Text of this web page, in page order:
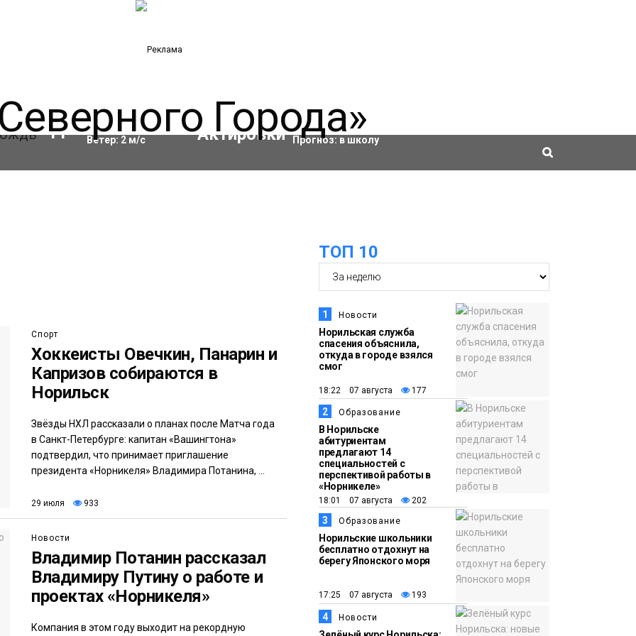
11 °C Влажность:96%
Ветер: 2м/с
Актировки
Прогноз: в школу
Спорт
Хоккеисты Овечкин, Панарин и
Капризов собираются в
Норильск
Звёзды НХЛ рассказали о планах после Матча года
в Санкт-Петербурге: капитан «Вашингтона»
подтвердил, что принимает приглашение
президента «Норникеля» Владимира Потанина, ...
29 июля 933
Новости
Владимир Потанин рассказал
Владимиру Путину о работе и
проектах «Норникеля»
Компания в этом году выходит на рекордную
ТОП 10
1 Новости
Норильская служба
спасения объяснила,
откуда в городе взялся
смог
18:22 07 августа 177
2 Образование
В Норильске
абитуриентам
предлагают 14
специальностей с
перспективой работы в
«Норникеле»
18:01 07 августа 202
3 Образование
Норильские школьники
бесплатно отдохнут на
берегу Японского моря
17:25 07 августа 193
4 Новости